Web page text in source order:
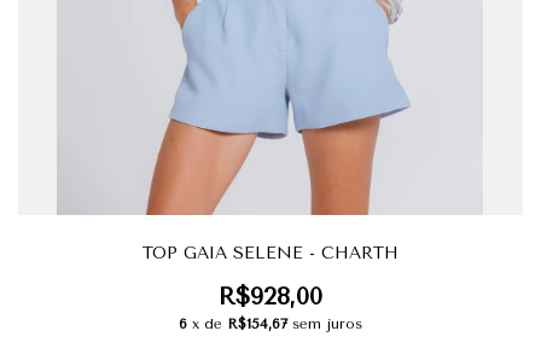
TOP GAIA SELENE - CHARTH
R$928,00
6 x de R$154,67 sem juros